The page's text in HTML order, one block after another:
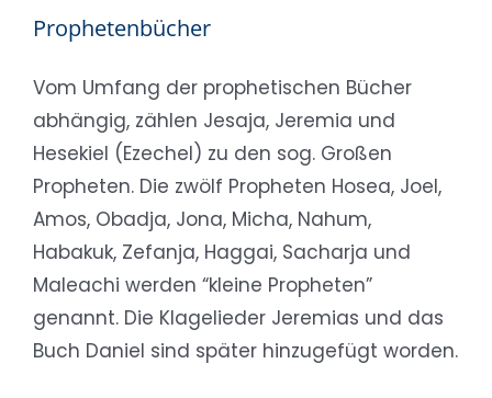
Prophetenbücher
Vom Umfang der prophetischen Bücher
abhängig, zählen Jesaja, Jeremia und
Hesekiel (Ezechel) zu den sog. Großen
Propheten. Die zwölf Propheten Hosea, Joel,
Amos, Obadja, Jona, Micha, Nahum,
Habakuk, Zefanja, Haggai, Sacharja und
Maleachi werden “kleine Propheten”
genannt. Die Klagelieder Jeremias und das
Buch Daniel sind später hinzugefügt worden.